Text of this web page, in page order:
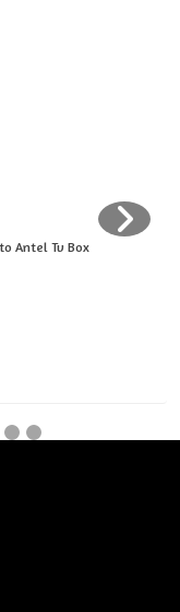
Antel Tv Box